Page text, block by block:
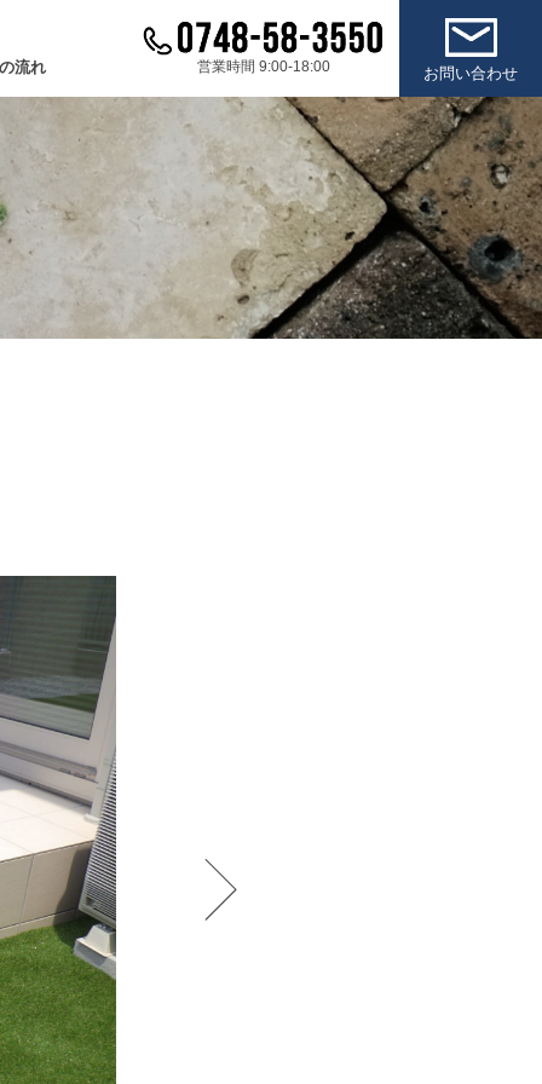
流れ 営業時間 9:00-18:00 お問い合わせ